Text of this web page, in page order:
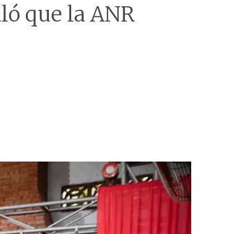
que la ANR